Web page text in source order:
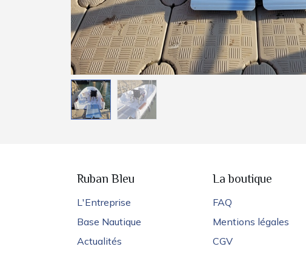
Ruban Bleu
L'Entreprise
Base Nautique
Actualités
La boutique
FAQ
Mentions légales
CGV